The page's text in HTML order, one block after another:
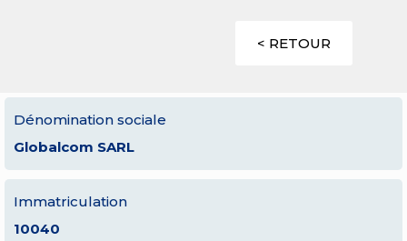
< RETOUR
Dénomination sociale
Globalcom SARL
Immatriculation
10040